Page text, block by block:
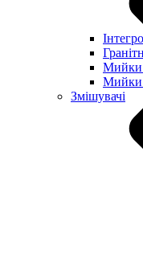
Мийки
Мийки
Змішувачі